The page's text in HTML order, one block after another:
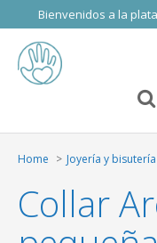
Bienvenidos a la
Home Joyería y bisutería
Collar